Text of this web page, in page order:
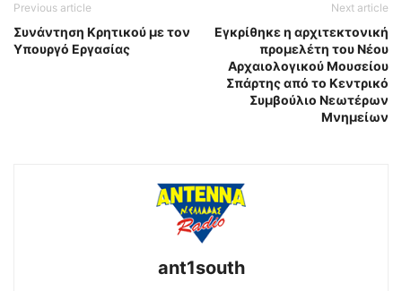
Previous article
Συνάντηση Κρητικού με τον
Υπουργό Εργασίας
Next article
Εγκρίθηκε η αρχιτεκτονική
προμελέτη του Νέου
Αρχαιολογικού Μουσείου
Σπάρτης από το Κεντρικό
Συμβούλιο Νεωτέρων
Μνημείων
ant1south